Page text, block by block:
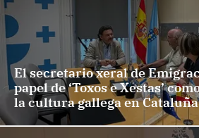
El secretario xeral de
papel de ‘Toxos e Xestas’
la cultura gallega en Cataluña